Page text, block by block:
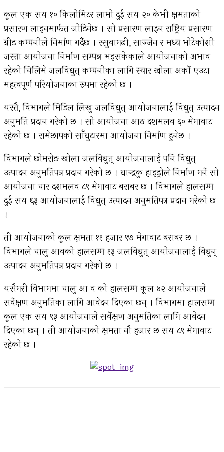
कूल एक सय १० किलोमिटर लामो दुई सय २० केभी क्षमताको
प्रसारण लाइनमार्फत जोडिनेछ । सो प्रसारण लाइन राष्ट्रिय प्रसारण
ग्रीड कम्पनीले निर्माण गर्दैछ । रसुवागढी, साञ्जेन र मध्य भोटेकोशी
जस्ता आयोजना निर्माण सम्पन्न भइसकेकाले आयोजनाको अभाव
रहेको चिलिमे जलविद्युत् कम्पनीका लागि स्यार खोला अर्को एउटा
महत्वपूर्ण परियोजनाका रुपमा रहेको छ ।
यस्तै, विभागले मिडिल लिखु जलविद्युत् आयोजनालाई विद्युत् उत्पादन
अनुमति प्रदान गरेको छ । सो आयोजना आठ दशमलव ६० मेगावाट
रहेको छ । रामेछापको साँघुटारमा आयोजना निर्माण हुनेछ ।
विभागले छोमरोङ खोला जलविद्युत् आयोजनालाई पनि विद्युत्
उत्पादन अनुमतिपत्र प्रदान गरेको छ । घान्द्रकु हाइड्रोले निर्माण गर्ने सो
आयोजना चार दशमलव ८९ मेगावाट बराबर छ । विभागले हालसम्म
दुई सय ६३ आयोजनालाई विद्युत् उत्पादन अनुमतिपत्र प्रदान गरेको छ
।
ती आयोजनाको कूल क्षमता ११ हजार ९७ मेगावाट बराबर छ ।
विभागले चालु आवको हालसम्म १३ जलविद्युत् आयोजनालाई विद्युन्
उत्पादन अनुमतिपत्र प्रदान गरेको छ ।
यसैगरी विभागमा चालु आ व को हालसम्म कूल ४२ आयोजनाले
सर्वेक्षण अनुमतिका लागि आवेदन दिएका छन् । विभागमा हालसम्म
कूल एक सय ९३ आयोजनाले सर्वेक्षण अनुमतिका लागि आवेदन
दिएका छन् । ती आयोजनाको क्षमता नौ हजार छ सय ८९ मेगावाट
रहेको छ ।